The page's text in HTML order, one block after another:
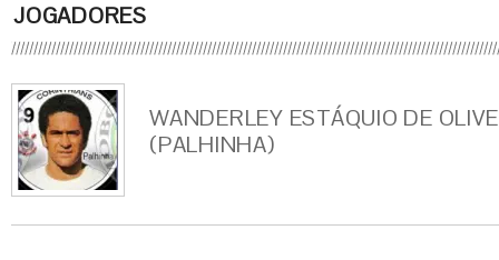
JOGADORES
WANDERLEY ESTÁQUIO DE
(PALHINHA)